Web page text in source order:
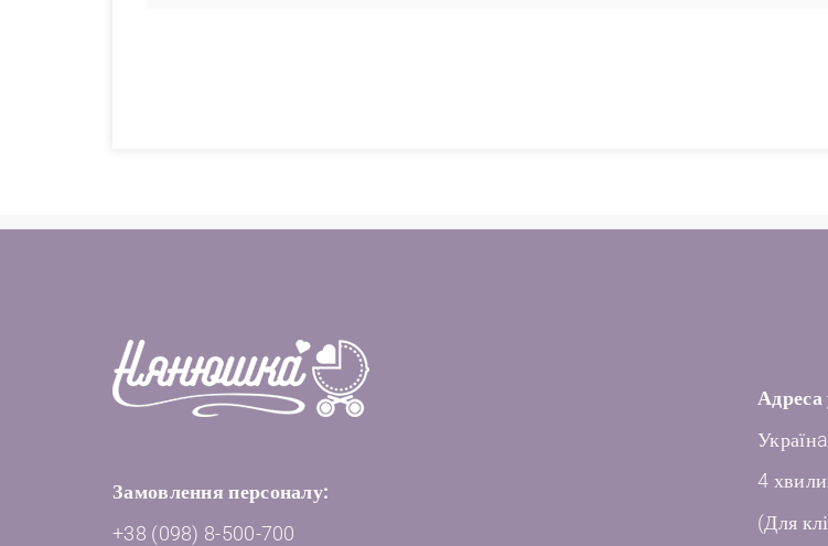
Замовлення персоналу:
+38 (098) 8-500-700
Адреса
4
(Для